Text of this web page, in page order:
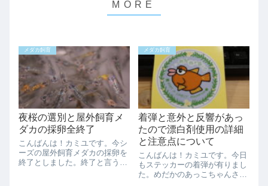
メダカ飼育
夜桜の選別と屋外飼育メ
ダカの採卵全終了
こんばんは！カミユです。今シ
ーズの屋外飼育メダカの採卵を
終了としました。終了と言うか
メダカ飼育
着弾と意外と反響があっ
たので漂白剤使用の詳細
と注意点について
こんばんは！カミユです。今日
もステッカーの着弾が有りまし
た。めだかのあっこちゃんさん